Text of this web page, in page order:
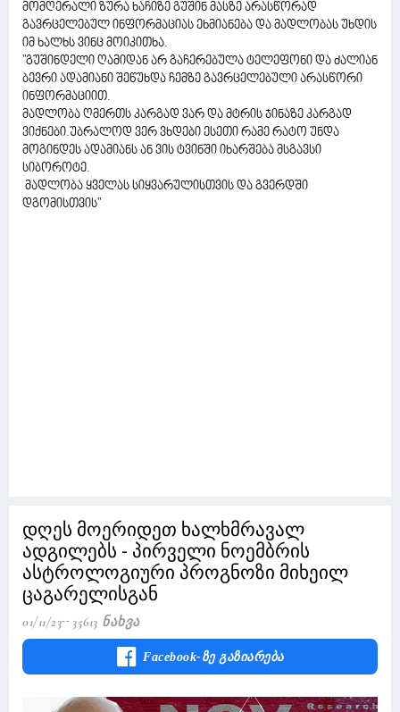
მომღერალი ზურა ხაჩიზე გუშინ მასზე არასწორად
გავრცელებულ ინფორმაციას ეხმიანება და მადლობას უხდის
იმ ხალხს ვინც მოიკითხა.
"გუშინდელი ღამიდან არ გაჩერებულა ტელეფონი და ძალიან
ბევრი ადამიანი შეწუხდა ჩემზე გავრცელებული არასწორი
ინფორმაციით.
მადლობა ღმერთს კარგად ვარ და მტრის ჯინაზე კარგად
ვიქნები.უბრალოდ ვერ ვხდები ესეთი რამე რატო უნდა
მოგინდეს ადამიანს ან ვის ტვინში იხარშება მსგავსი
სიბოროტე.
მადლობა ყველას სიყვარულისთვის და გვერდში
დგომისთვის"
დღეს მოერიდეთ ხალხმრავალ
ადგილებს - პირველი ნოემბრის
ასტროლოგიური პროგნოზი მიხეილ
ცაგარელისგან
01/11/23 35613 Ნახვა
Facebook-Ზე Გაზიარება